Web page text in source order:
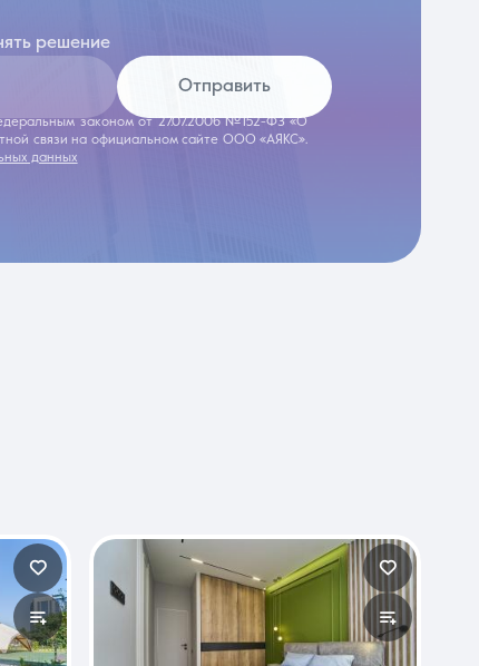
решение
Отправить
законом от 27.07.2006 №152-ФЗ «О
связи на официальном сайте ООО «АЯКС».
данных